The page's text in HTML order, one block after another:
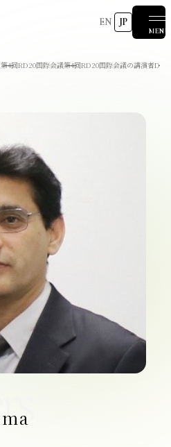
EN JP
MENU
ン2023福島
2023
ースクール2026
ー
イベント一覧
第4回RD20国際会議第4回RD20国際会議の講演者Dr.